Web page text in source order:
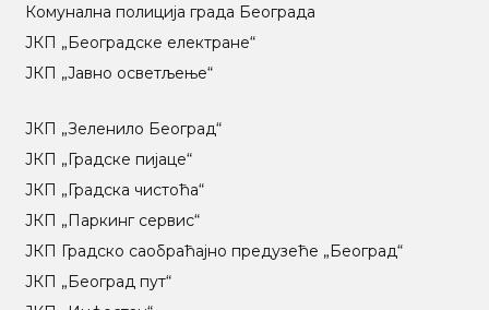
Комунална полиција града Београда
ЈКП „Београдске електране“
ЈКП „Јавно осветљење“
ЈКП „Зеленило Београд“
ЈКП „Градске пијаце“
ЈКП „Градска чистоћа“
ЈКП „Паркинг сервис“
ЈКП Градско саобраћајно предузеће „Београд“
ЈКП „Београд пут“